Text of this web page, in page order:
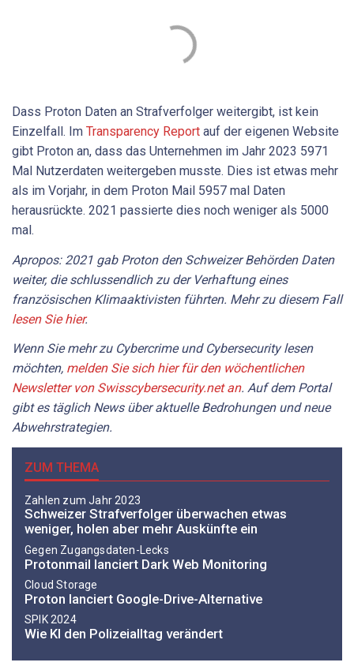
Dass Proton Daten an Strafverfolger weitergibt, ist kein
Einzelfall. Im Transparency Report auf der eigenen Website
gibt Proton an, dass das Unternehmen im Jahr 2023 5971
Mal Nutzerdaten weitergeben musste. Dies ist etwas mehr
als im Vorjahr, in dem Proton Mail 5957 mal Daten
herausrückte. 2021 passierte dies noch weniger als 5000
mal.
Apropos: 2021 gab Proton den Schweizer Behörden Daten
weiter, die schlussendlich zu der Verhaftung eines
französischen Klimaaktivisten führten. Mehr zu diesem Fall
lesen Sie hier.
Wenn Sie mehr zu Cybercrime und Cybersecurity lesen
möchten, melden Sie sich hier für den wöchentlichen
Newsletter von Swisscybersecurity.net an. Auf dem Portal
gibt es täglich News über aktuelle Bedrohungen und neue
Abwehrstrategien.
ZUM THEMA
Zahlen zum Jahr 2023
Schweizer Strafverfolger überwachen etwas
weniger, holen aber mehr Auskünfte ein
Gegen Zugangsdaten-Lecks
Protonmail lanciert Dark Web Monitoring
Cloud Storage
Proton lanciert Google-Drive-Alternative
SPIK 2024
Wie KI den Polizeialltag verändert